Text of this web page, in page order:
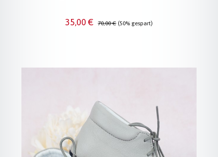
Verkaufspreis:
35,00 € Regulärer Preis:
70,00 € (50% gespart)